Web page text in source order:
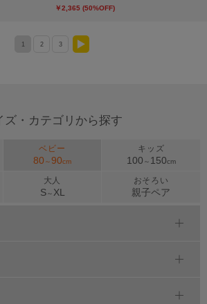
￥2,365 (50%OFF)
1 2 3
ズ・カテゴリから探す
ベビー
80 ～90cm
キッズ
100 ～ 150cm
大人
S～ XL
おそろい
親子ペア